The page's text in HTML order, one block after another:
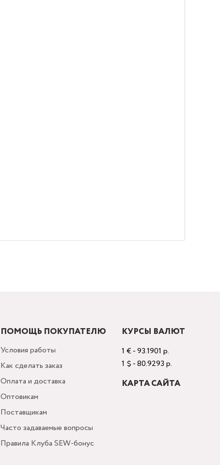
ПОМОЩЬ ПОКУПАТЕЛЮ
Условия работы
Как сделать заказ
Оплата и доставка
Оптовикам
Поставщикам
Часто задаваемые вопросы
Правила Клуба SEW-бонус
КУРСЫ ВАЛЮТ
1 € - 93.1901 р.
1 $ - 80.9293 р.
КАРТА САЙТА